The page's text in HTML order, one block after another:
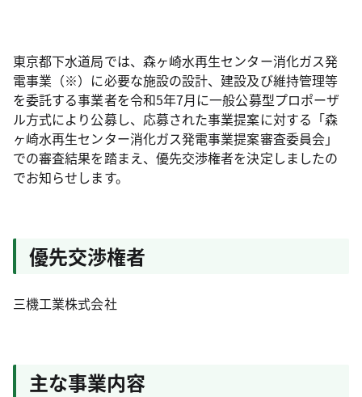
東京都下水道局では、森ヶ崎水再生センター消化ガス発
電事業（※）に必要な施設の設計、建設及び維持管理等
を委託する事業者を令和5年7月に一般公募型プロポーザ
ル方式により公募し、応募された事業提案に対する「森
ヶ崎水再生センター消化ガス発電事業提案審査委員会」
での審査結果を踏まえ、優先交渉権者を決定しましたの
でお知らせします。
優先交渉権者
三機工業株式会社
主な事業内容